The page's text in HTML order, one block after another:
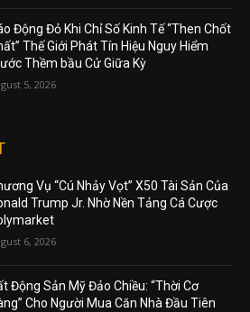
Động Đỏ Khi Chỉ Số Kinh Tế “Then Chốt
Thế Giới Phát Tín Hiệu Nguy Hiểm
Thềm bầu Cử Giữa Kỳ
5, 2026
Vụ “Cú Nhảy Vọt” X50 Tài Sản Của
Trump Jr. Nhờ Nền Tảng Cá Cược
6, 2026
Động Sản Mỹ Đảo Chiều: “Thời Cơ
Cho Người Mua Căn Nhà Đầu Tiên